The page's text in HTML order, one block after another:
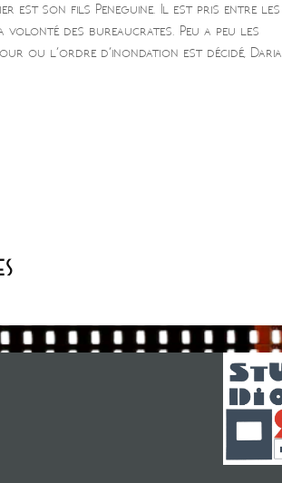
est son fils Peneguine. Il est pris entre les
volonté des bureaucrates. Peu a peu les
ou l’ordre d’inondation est décidé, Daria